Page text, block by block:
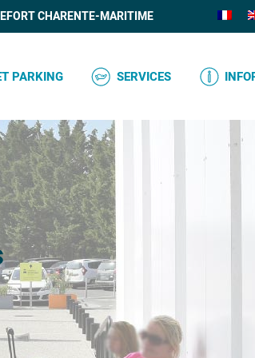
CHARENTE-MARITIME
PARKING
EN COMMUN
VOITURES
EN LIBRE-
SERVICES
COMPTOIR INFORMATIONS
RESTAURATION / BOUTIQUE
DISTRIBUTEUR DE BILLETS
DÉTAXE
WIFI
BOÎTE AUX LETTRES
PLAN DES SERVICES
BAGAGES